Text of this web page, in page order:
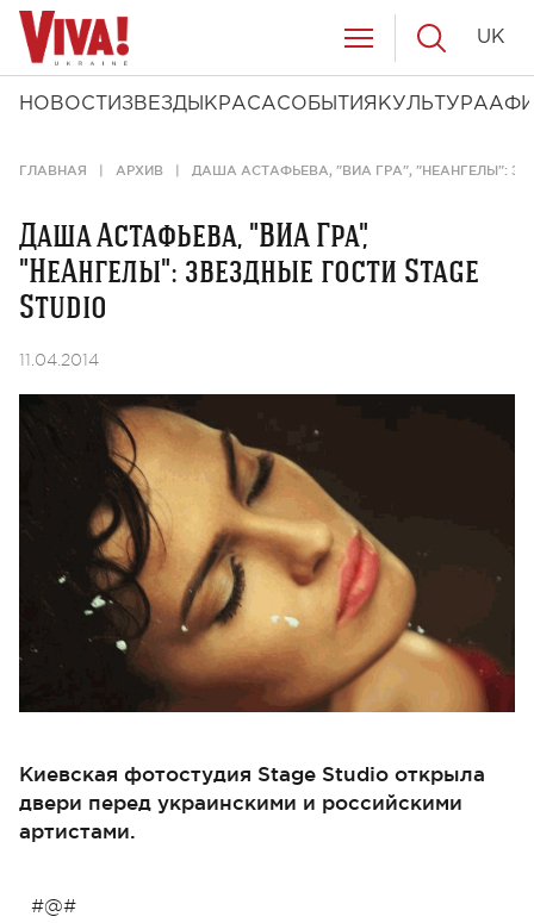
НОВОСТИ ЗВЕЗДЫ КРАСАСОБЫТИЯ КУЛЬТУРА
UK
ГЛАВНАЯ АРХИВ ДАША АСТАФЬЕВА, "ВИА ГРА", "НЕАНГЕЛЫ":
Даша Астафьева, "ВИА Гра",
"НеАнгелы": звездные гости Stage
Studio
11.04.2014
Киевская фотостудия Stage Studio открыла
двери перед украинскими и российскими
артистами.
#@#